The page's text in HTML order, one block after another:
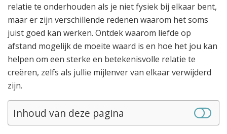
relatie te onderhouden als je niet fysiek bij elkaar bent,
maar er zijn verschillende redenen waarom het soms
juist goed kan werken. Ontdek waarom liefde op
afstand mogelijk de moeite waard is en hoe het jou kan
helpen om een sterke en betekenisvolle relatie te
creëren, zelfs als jullie mijlenver van elkaar verwijderd
zijn.
Inhoud van deze pagina